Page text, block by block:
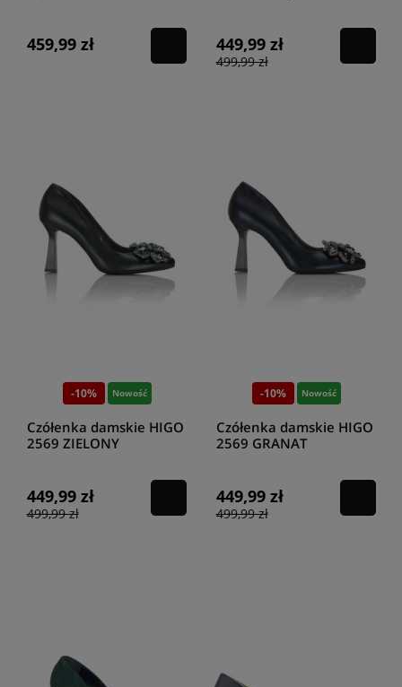
459,99 zł 449,99 zł
499,99 zł
-10% Nowość
Czółenka damskie HIGO
2569 ZIELONY
449,99 zł
499,99 zł
-10% Nowość
Czółenka damskie HIGO
2569 GRANAT
449,99 zł
499,99 zł